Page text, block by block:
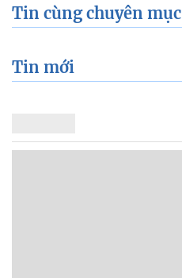
Tin cùng chuyên mục
Tin mới